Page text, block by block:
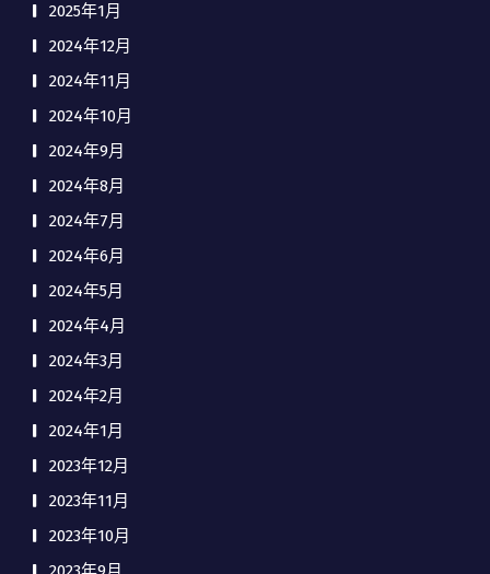
2025年1月
2024年12月
2024年11月
2024年10月
2024年9月
2024年8月
2024年7月
2024年6月
2024年5月
2024年4月
2024年3月
2024年2月
2024年1月
2023年12月
2023年11月
2023年10月